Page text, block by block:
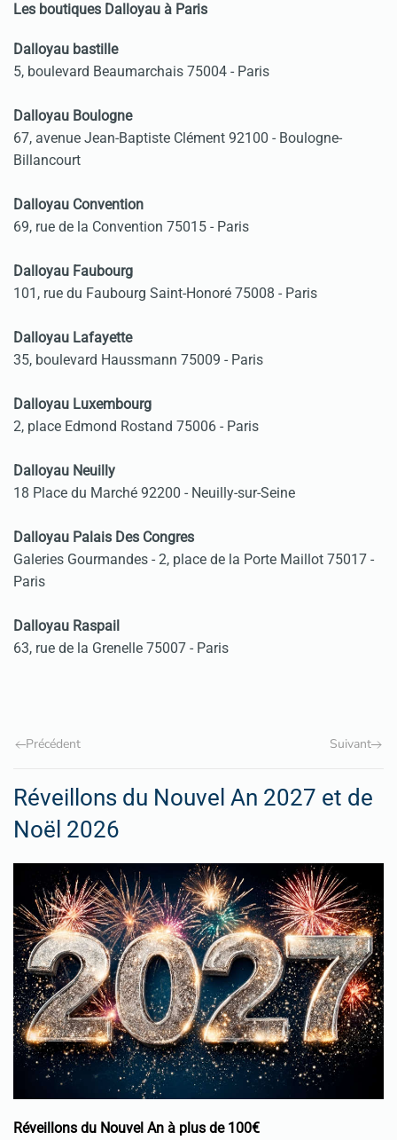
Les boutiques Dalloyau à Paris
Dalloyau bastille
5, boulevard Beaumarchais 75004 - Paris
Dalloyau Boulogne
67, avenue Jean-Baptiste Clément 92100 - Boulogne-
Billancourt
Dalloyau Convention
69, rue de la Convention 75015 - Paris
Dalloyau Faubourg
101, rue du Faubourg Saint-Honoré 75008 - Paris
Dalloyau Lafayette
35, boulevard Haussmann 75009 - Paris
Dalloyau Luxembourg
2, place Edmond Rostand 75006 - Paris
Dalloyau Neuilly
18 Place du Marché 92200 - Neuilly-sur-Seine
Dalloyau Palais Des Congres
Galeries Gourmandes - 2, place de la Porte Maillot 75017 -
Paris
Dalloyau Raspail
63, rue de la Grenelle 75007 - Paris
Précédent Suivant
Réveillons du Nouvel An 2027 et de
Noël 2026
Réveillons du Nouvel An à plus de 100€